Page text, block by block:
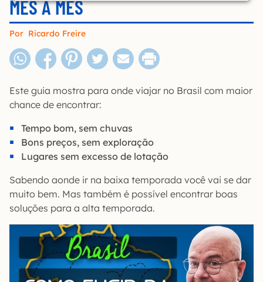
MÊS A MÊS
Por Ricardo Freire
Este guia mostra para onde viajar no Brasil com maior
chance de encontrar:
Tempo bom, sem chuvas
Bons preços, sem exploração
Lugares sem excesso de lotação
Sabendo aonde ir na baixa temporada você vai se dar
muito bem. Mas também é possível encontrar boas
soluções para a alta temporada.